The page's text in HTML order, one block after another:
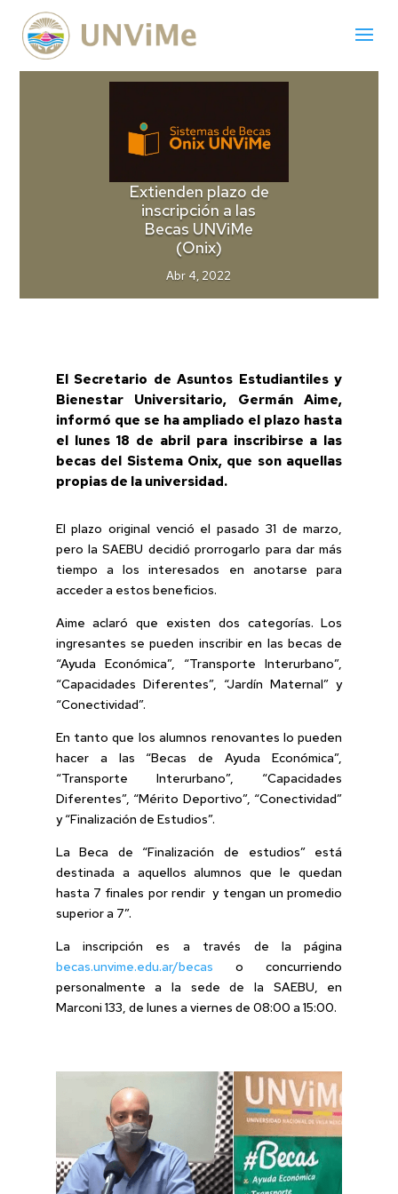
Extienden plazo de
inscripción a las
Becas UNViMe
(Onix)
Abr 4, 2022
El Secretario de Asuntos Estudiantiles y
Bienestar Universitario, Germán Aime,
informó que se ha ampliado el plazo hasta
el lunes 18 de abril para inscribirse a las
becas del Sistema Onix, que son aquellas
propias de la universidad.
El plazo original venció el pasado 31 de marzo,
pero la SAEBU decidió prorrogarlo para dar más
tiempo a los interesados en anotarse para
acceder a estos beneficios.
Aime aclaró que existen dos categorías. Los
ingresantes se pueden inscribir en las becas de
“Ayuda Económica”, “Transporte Interurbano”,
“Capacidades Diferentes”, “Jardín Maternal” y
“Conectividad”.
En tanto que los alumnos renovantes lo pueden
hacer a las “Becas de Ayuda Económica”,
“Transporte Interurbano”, “Capacidades
Diferentes”, “Mérito Deportivo”, “Conectividad”
y “Finalización de Estudios”.
La Beca de “Finalización de estudios” está
destinada a aquellos alumnos que le quedan
hasta 7 finales por rendir y tengan un promedio
superior a 7”.
La inscripción es a través de la página
becas.unvime.edu.ar/becas o concurriendo
personalmente a la sede de la SAEBU, en
Marconi 133, de lunes a viernes de 08:00 a 15:00.